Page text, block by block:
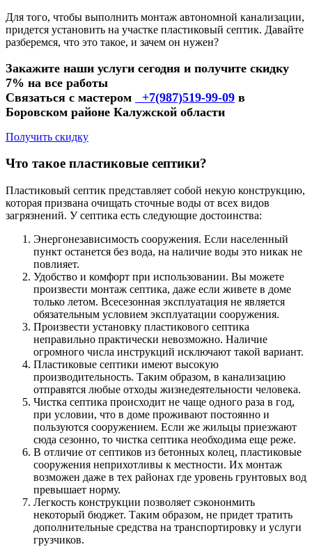
Для того, чтобы выполнить монтаж автономной канализации,
придется установить на участке пластиковый септик. Давайте
разберемся, что это такое, и зачем он нужен?
Закажите наши услуги сегодня и получите скидку
7% на все работы
Связаться с мастером
+7(987)519-99-09 в
Боровском районе Калужской области
Получить скидку
Что такое пластиковые септики?
Пластиковый септик представляет собой некую конструкцию,
которая призвана очищать сточные воды от всех видов
загрязнений. У септика есть следующие достоинства:
Энергонезависимость сооружения. Если населенный
пункт останется без вода, на наличие воды это никак не
повлияет.
Удобство и комфорт при использовании. Вы можете
произвести монтаж септика, даже если живете в доме
только летом. Всесезонная эксплуатация не является
обязательным условием эксплуатации сооружения.
Произвести установку пластикового септика
неправильно практически невозможно. Наличие
огромного числа инструкций исключают такой вариант.
Пластиковые септики имеют высокую
производительность. Таким образом, в канализацию
отправятся любые отходы жизнедеятельности человека.
Чистка септика происходит не чаще одного раза в год,
при условии, что в доме проживают постоянно и
пользуются сооружением. Если же жильцы приезжают
сюда сезонно, то чистка септика необходима еще реже.
В отличие от септиков из бетонных колец, пластиковые
сооружения неприхотливы к местности. Их монтаж
возможен даже в тех районах где уровень грунтовых вод
превышает норму.
Легкость конструкции позволяет сэкононмить
некоторый бюджет. Таким образом, не придет тратить
дополнительные средства на транспортировку и услуги
грузчиков.